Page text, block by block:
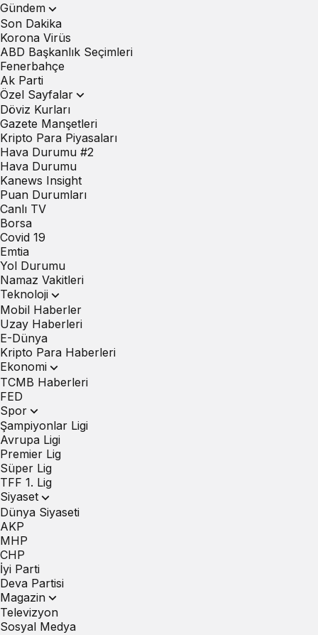
Gündem
Son Dakika
Korona Virüs
ABD Başkanlık Seçimleri
Fenerbahçe
Ak Parti
Özel Sayfalar
Döviz Kurları
Gazete Manşetleri
Kripto Para Piyasaları
Hava Durumu #2
Hava Durumu
Kanews Insight
Puan Durumları
Canlı TV
Borsa
Covid 19
Emtia
Yol Durumu
Namaz Vakitleri
Teknoloji
Mobil Haberler
Uzay Haberleri
E-Dünya
Kripto Para Haberleri
Ekonomi
TCMB Haberleri
FED
Spor
Şampiyonlar Ligi
Avrupa Ligi
Premier Lig
Süper Lig
TFF 1. Lig
Siyaset
Dünya Siyaseti
AKP
MHP
CHP
İyi Parti
Deva Partisi
Magazin
Televizyon
Sosyal Medya